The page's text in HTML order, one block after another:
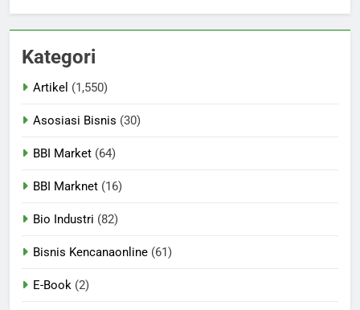
Kategori
Artikel (1,550)
Asosiasi Bisnis (30)
BBI Market (64)
BBI Marknet (16)
Bio Industri (82)
Bisnis Kencanaonline (61)
E-Book (2)